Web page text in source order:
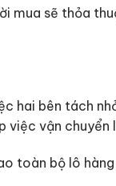
mua sẽ thỏa
hai bên tách
việc vận chuyển
toàn bộ lô